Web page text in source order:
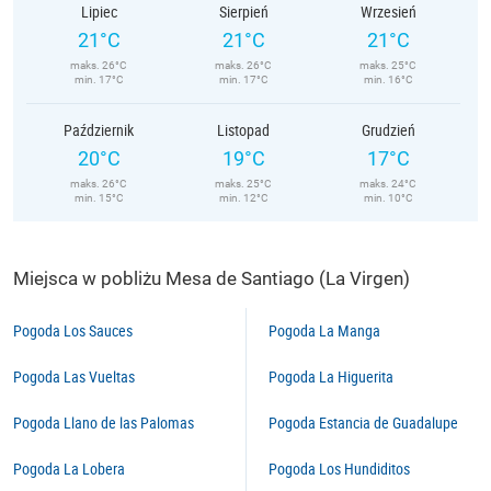
Lipiec
21°C
maks. 26°C
min. 17°C
Sierpień
21°C
maks. 26°C
min. 17°C
Wrzesień
21°C
maks. 25°C
min. 16°C
Październik
20°C
maks. 26°C
min. 15°C
Listopad
19°C
maks. 25°C
min. 12°C
Grudzień
17°C
maks. 24°C
min. 10°C
Miejsca w pobliżu Mesa de Santiago (La Virgen)
Pogoda Los Sauces
Pogoda Las Vueltas
Pogoda Llano de las Palomas
Pogoda La Lobera
Pogoda La Manga
Pogoda La Higuerita
Pogoda Estancia de Guadalupe
Pogoda Los Hundiditos